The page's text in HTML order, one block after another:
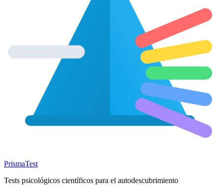
PrismaTest
Tests psicológicos científicos para el autodescubrimiento